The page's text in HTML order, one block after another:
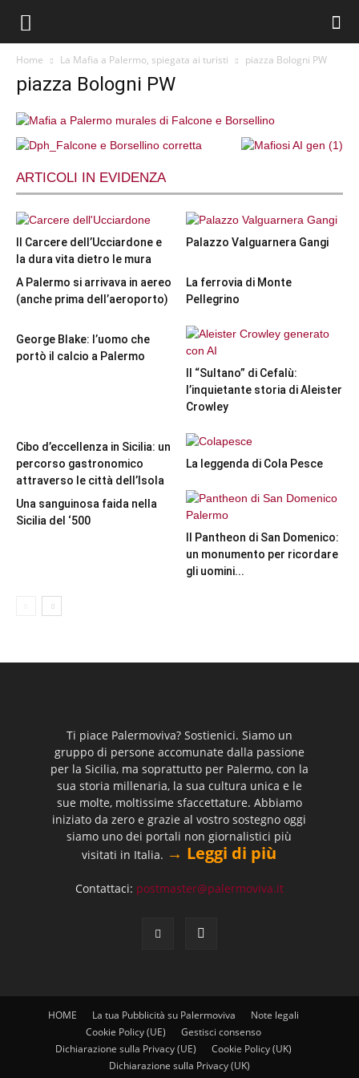
Home La Mafia a Palermo, spiegata ai turisti piazza Bologni PW
piazza Bologni PW
ARTICOLI IN EVIDENZA
Il Carcere dell’Ucciardone e
la dura vita dietro le mura
Palazzo Valguarnera Gangi
A Palermo si arrivava in aereo
(anche prima dell’aeroporto)
La ferrovia di Monte
Pellegrino
George Blake: l’uomo che
portò il calcio a Palermo
Il “Sultano” di Cefalù:
l’inquietante storia di Aleister
Crowley
Cibo d’eccellenza in Sicilia: un
percorso gastronomico
attraverso le città dell’Isola
La leggenda di Cola Pesce
Una sanguinosa faida nella
Sicilia del ‘500
Il Pantheon di San Domenico:
un monumento per ricordare
gli uomini...
Ti piace Palermoviva? Sostienici. Siamo un
gruppo di persone accomunate dalla passione
per la Sicilia, ma soprattutto per Palermo, con la
sua storia millenaria, la sua cultura unica e le
sue molte, moltissime sfaccettature. Abbiamo
iniziato da zero e grazie al vostro sostegno oggi
siamo uno dei portali non giornalistici più
visitati in Italia. → Leggi di più
Contattaci: postmaster@palermoviva.it
HOME La tua Pubblicità su Palermoviva
Note legali
Cookie Policy (UE)
Gestisci consenso
Dichiarazione sulla Privacy (UE)
Cookie Policy (UK)
Dichiarazione sulla Privacy (UK)